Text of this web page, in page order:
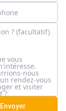
Envoyer